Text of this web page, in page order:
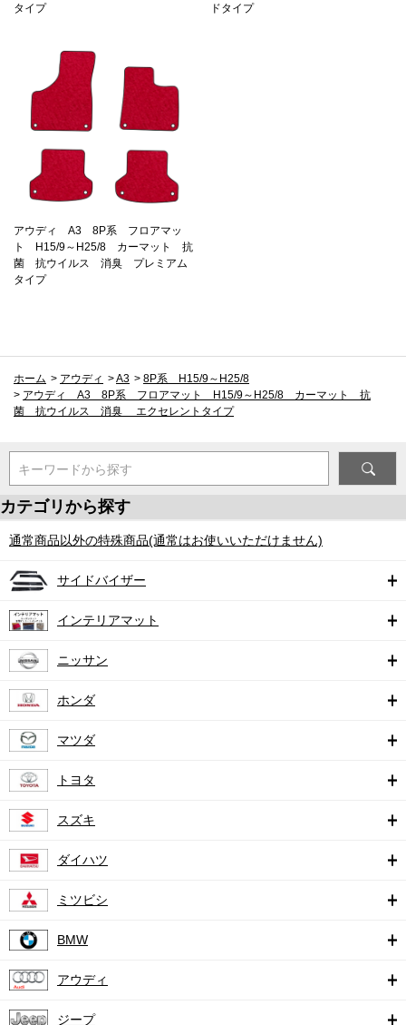
タイプ
ドタイプ
アウディ A3 8P系 フロアマッ
ト H15/9～H25/8 カーマット 抗
菌 抗ウイルス 消臭 プレミアム
タイプ
ホーム > アウディ >A3 > 8P系 H15/9～H25/8
> アウディ A3 8P系 フロアマット H15/9～H25/8 カーマット 抗
菌 抗ウイルス 消臭 エクセレントタイプ
キーワードから探す
カテゴリから探す
通常商品以外の特殊商品(通常はお使いいただけません)
サイドバイザー
インテリアマット
ニッサン
ホンダ
マツダ
トヨタ
スズキ
ダイハツ
ミツビシ
BMW
アウディ
ジープ